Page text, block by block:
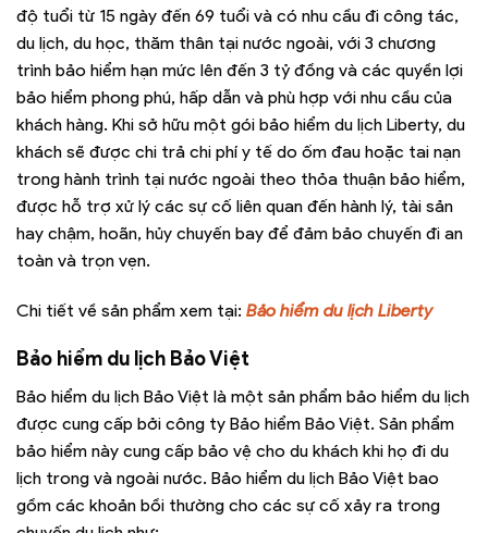
độ tuổi từ 15 ngày đến 69 tuổi và có nhu cầu đi công tác,
du lịch, du học, thăm thân tại nước ngoài, với 3 chương
trình bảo hiểm hạn mức lên đến 3 tỷ đồng và các quyền lợi
bảo hiểm phong phú, hấp dẫn và phù hợp với nhu cầu của
khách hàng. Khi sở hữu một gói bảo hiểm du lịch Liberty, du
khách sẽ được chi trả chi phí y tế do ốm đau hoặc tai nạn
trong hành trình tại nước ngoài theo thỏa thuận bảo hiểm,
được hỗ trợ xử lý các sự cố liên quan đến hành lý, tài sản
hay chậm, hoãn, hủy chuyến bay để đảm bảo chuyến đi an
toàn và trọn vẹn.
Chi tiết về sản phẩm xem tại: Bảo hiểm du lịch Liberty
Bảo hiểm du lịch Bảo Việt
Bảo hiểm du lịch Bảo Việt là một sản phẩm bảo hiểm du lịch
được cung cấp bởi công ty Bảo hiểm Bảo Việt. Sản phẩm
bảo hiểm này cung cấp bảo vệ cho du khách khi họ đi du
lịch trong và ngoài nước. Bảo hiểm du lịch Bảo Việt bao
gồm các khoản bồi thường cho các sự cố xảy ra trong